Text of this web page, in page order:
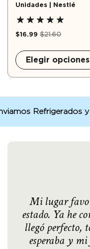
Unidades | Nestlé
$16.99 $21.60
Elegir opciones
Refrigerados y
Mi lugar
estado. Ya he
llegó perfecto,
esperaba y